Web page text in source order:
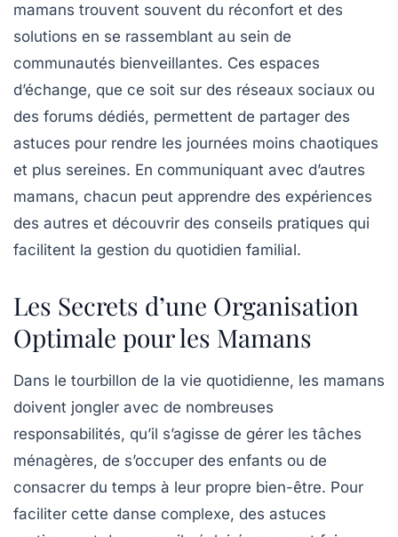
mamans trouvent souvent du réconfort et des
solutions en se rassemblant au sein de
communautés bienveillantes. Ces espaces
d’échange, que ce soit sur des réseaux sociaux ou
des forums dédiés, permettent de partager des
astuces pour rendre les journées moins chaotiques
et plus sereines. En communiquant avec d’autres
mamans, chacun peut apprendre des expériences
des autres et découvrir des conseils pratiques qui
facilitent la gestion du quotidien familial.
Les Secrets d’une Organisation
Optimale pour les Mamans
Dans le tourbillon de la vie quotidienne, les mamans
doivent jongler avec de nombreuses
responsabilités, qu’il s’agisse de gérer les tâches
ménagères, de s’occuper des enfants ou de
consacrer du temps à leur propre bien-être. Pour
faciliter cette danse complexe, des astuces